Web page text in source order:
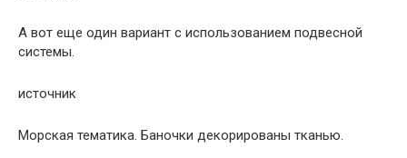
А вот еще один вариант с использованием подвесной
системы.
источник
Морская тематика. Баночки декорированы тканью.